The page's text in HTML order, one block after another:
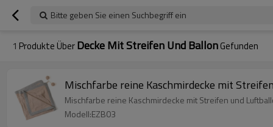
Bitte geben Sie einen Suchbegriff ein
1 Produkte ÜberDecke Mit Streifen Und BallonGefunden
Mischfarbe reine Kaschmirdecke mit
Mischfarbe reine Kaschmirdecke mit Streifen und
Modell:EZB03